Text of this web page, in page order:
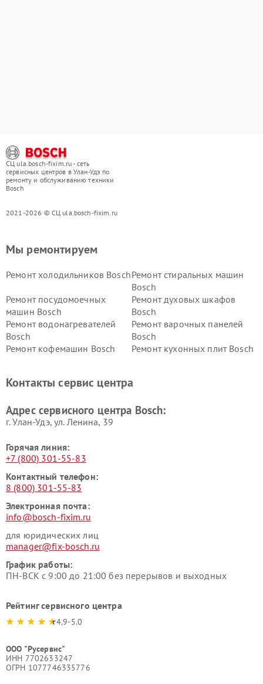
СЦ ula.bosch-fixim.ru - сеть
сервисных центров в Улан-Удэ по
ремонту и обслуживанию техники
Bosch
2021-2026 © СЦ ula.bosch-fixim.ru
Мы ремонтируем
Ремонт холодильников BoschРемонт стиральных машин
Bosch
Ремонт посудомоечных
машин Bosch
Ремонт духовых шкафов
Bosch
Ремонт водонагревателей
Bosch
Ремонт варочных панелей
Bosch
Ремонт кофемашин Bosch
Ремонт кухонных плит Bosch
Ремонт сушильных автоматовРемонт морозильных камер
Контакты сервис центра
Адрес сервисного центра Bosch:
г. Улан-Удэ, ул. Ленина, 39
Горячая линия:
+7 (800) 301-55-83
Контактный телефон:
8 (800) 301-55-83
Электронная почта:
info@bosch-fixim.ru
для юридических лиц
manager@fix-bosch.ru
График работы:
ПН-ВСК с 9:00 до 21:00 без перерывов и выходных
Рейтинг сервисного центра
4.9-5.0
ООО "Русервис"
ИНН 7702633247
ОГРН 1077746335776